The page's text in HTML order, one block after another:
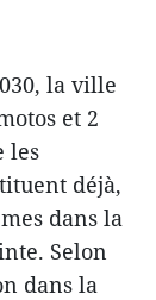
la ville
et 2
les
déjà,
dans la
Selon
dans la